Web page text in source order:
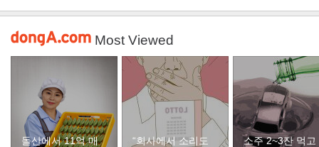
Most Viewed
돌산에서 11억 매
“회사에서 소리도
소주 2~3잔 먹고